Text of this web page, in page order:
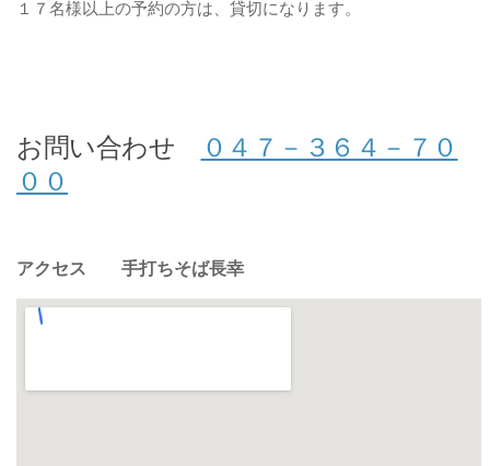
１７名様以上の予約の方は、貸切になります。
お問い合わせ
０４７－３６４－７０
００
アクセス 手打ちそば長幸